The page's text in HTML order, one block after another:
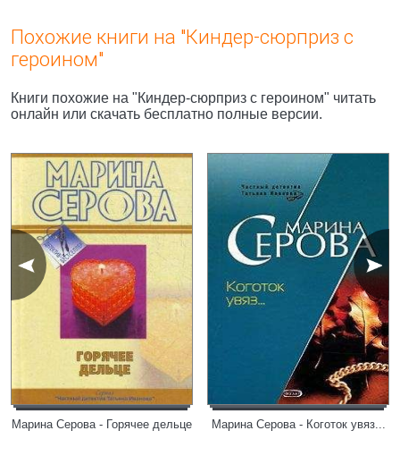
Похожие книги на "Киндер-сюрприз с
героином"
Книги похожие на "Киндер-сюрприз с героином" читать
онлайн или скачать бесплатно полные версии.
Марина Серова - Горячее дельце Марина Серова - Коготок увяз...